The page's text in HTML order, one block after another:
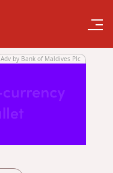
Adv by Bank of Maldives Plc